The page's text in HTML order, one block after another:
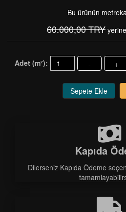
Bu ürünün
60.000,00 TRY yerine
Adet (m²): - +
Sepete Ekle
Kapıda
Dilerseniz Kapıda Ödeme